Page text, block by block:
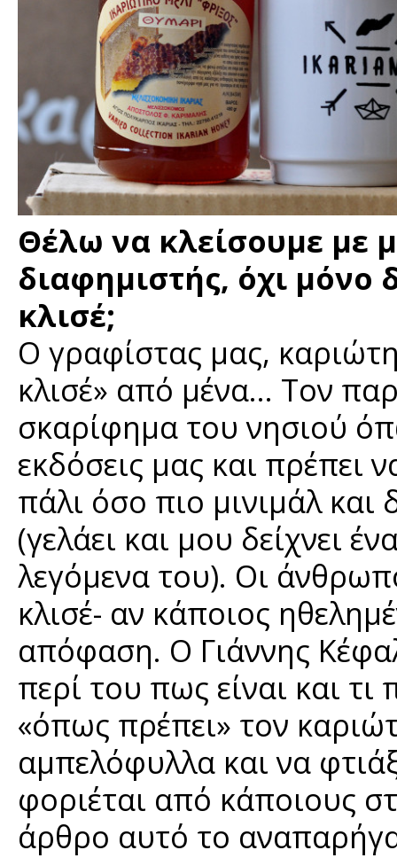
Θέλω να κλείσουμε με
διαφημιστής, όχι μόνο
κλισέ;
Ο γραφίστας μας,
κλισέ» από μένα... Τον
σκαρίφημα του νησιού
εκδόσεις μας και πρέπει
πάλι όσο πιο μινιμάλ και
(γελάει και μου δείχνει
λεγόμενα του). Οι
κλισέ- αν κάποιος
απόφαση. Ο Γιάννης
περί του πως είναι και τι
«όπως πρέπει» τον
αμπελόφυλλα και να
φοριέται από κάποιους
άρθρο αυτό το